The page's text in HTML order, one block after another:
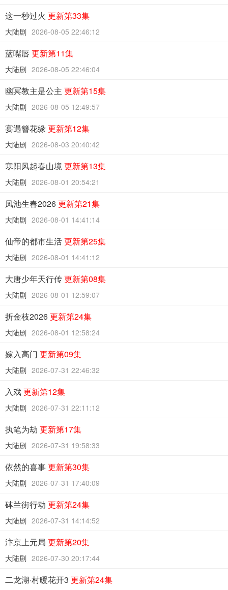
这一秒过火 更新第33集
大陆剧 2026-08-05 22:46:12
蓝嘴唇更新第11集
大陆剧 2026-08-05 22:46:04
幽冥教主是公主 更新第15集
大陆剧 2026-08-05 12:49:57
宴遇簪花缘更新第12集
大陆剧 2026-08-03 20:40:42
寒阳风起春山境更新第13集
大陆剧 2026-08-01 20:54:21
凤池生春2026更新第21集
大陆剧 2026-08-01 14:41:14
仙帝的都市生活更新第25集
大陆剧 2026-08-01 14:41:12
大唐少年天行传更新第08集
大陆剧 2026-08-01 12:59:07
折金枝2026更新第24集
大陆剧 2026-08-01 12:58:24
嫁入高门 更新第09集
大陆剧 2026-07-31 22:46:32
入戏更新第12集
大陆剧 2026-07-31 22:11:12
执笔为劫 更新第17集
大陆剧 2026-07-31 19:58:33
依然的喜事更新第30集
大陆剧 2026-07-31 17:40:09
砵兰街行动 更新第24集
大陆剧 2026-07-31 14:14:52
汴京上元局 更新第20集
大陆剧 2026-07-30 20:17:44
二龙湖·村暖花开3 更新第24集